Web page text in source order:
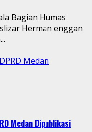
Bagian Humas
Herman enggan
Medan
Medan Dipublikasi